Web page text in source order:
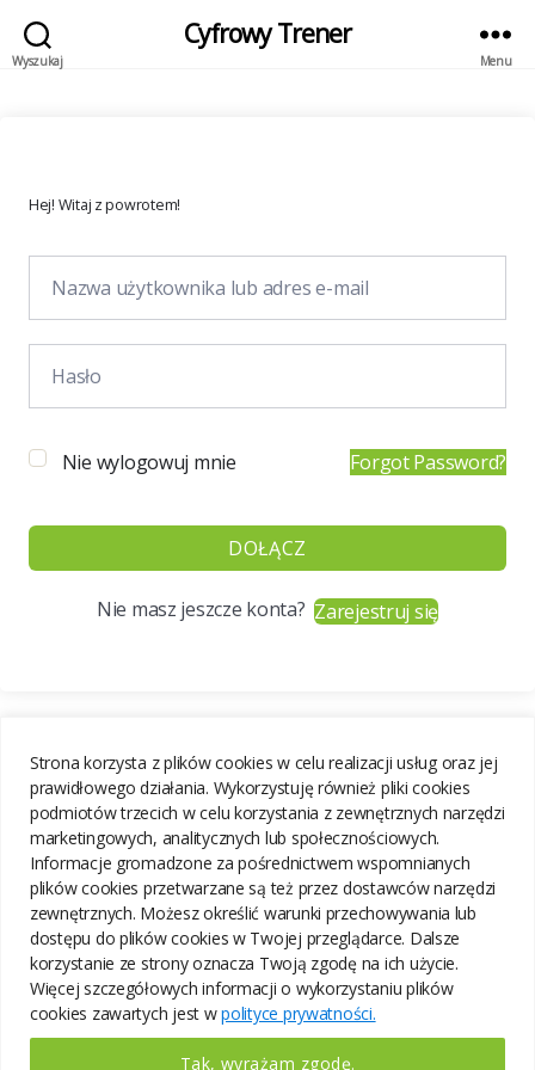
Strona korzysta z plików cookies w celu realizacji usług oraz jej
prawidłowego działania. Wykorzystuję również pliki cookies
podmiotów trzecich w celu korzystania z zewnętrznych narzędzi
marketingowych, analitycznych lub społecznościowych.
Informacje gromadzone za pośrednictwem wspomnianych
plików cookies przetwarzane są też przez dostawców narzędzi
zewnętrznych. Możesz określić warunki przechowywania lub
dostępu do plików cookies w Twojej przeglądarce. Dalsze
korzystanie ze strony oznacza Twoją zgodę na ich użycie.
Więcej szczegółowych informacji o wykorzystaniu plików
cookies zawartych jest wpolityce prywatności.
Tak, wyrażam zgodę.
Wyszukaj
Cyfrowy Trener
Menu
Hej! Witaj z powrotem!
Nie wylogowuj mnie Forgot Password?
DOŁĄCZ
Nie masz jeszcze konta?Zarejestruj się